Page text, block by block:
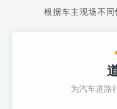
根据车主现场不
为汽车道路